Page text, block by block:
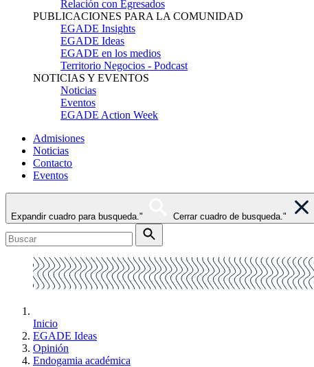
Relación con Egresados
PUBLICACIONES PARA LA COMUNIDAD
EGADE Insights
EGADE Ideas
EGADE en los medios
Territorio Negocios - Podcast
NOTICIAS Y EVENTOS
Noticias
Eventos
EGADE Action Week
Admisiones
Noticias
Contacto
Eventos
Expandir cuadro para busqueda." Cerrar cuadro de busqueda."
Inicio
EGADE Ideas
Opinión
Endogamia académica